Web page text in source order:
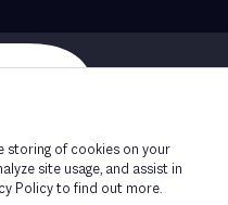
by Bonhomme
storing of cookies on your
site usage, and assist in
Policy to find out more.